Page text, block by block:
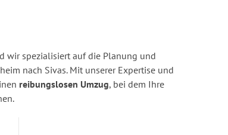
wir spezialisiert auf die Planung und
nach Sivas. Mit unserer Expertise und
reibungslosen Umzug, bei dem Ihre